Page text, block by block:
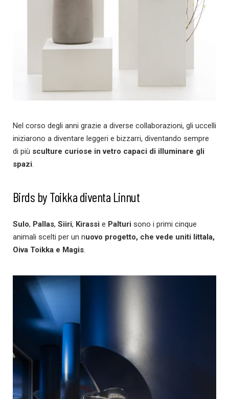
Nel corso degli anni grazie a diverse collaborazioni, gli uccelli
iniziarono a diventare leggeri e bizzarri, diventando sempre
di più sculture curiose in vetro capaci di illuminare gli
spazi
Birds by Toikka diventa Linnut
Sulo, Pallas, Siiri, Kirassi e Palturi sono i primi cinque
animali scelti per un nuovo progetto, che vede uniti Iittala,
Oiva Toikka e Magis.